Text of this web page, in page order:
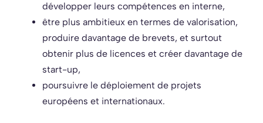
développer leurs compétences en interne,
être plus ambitieux en termes de valorisation,
produire davantage de brevets, et surtout
obtenir plus de licences et créer davantage de
start-up,
poursuivre le déploiement de projets
européens et internationaux.